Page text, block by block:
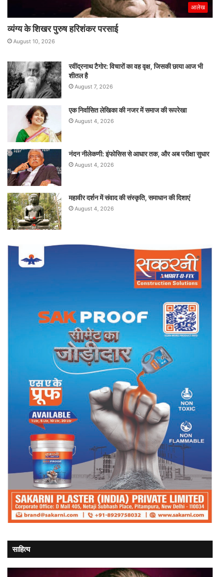
आलेख
व्यंग्य के शिखर पुरुष हरिशंकर परसाई
August 10, 2026
रवींद्रनाथ टैगोर: विचारों का वह वृक्ष, जिसकी छाया आज भी
शीतल है
August 7, 2026
एक निर्वासित लेखिका की नजर में समाज की रूपरेखा
August 4, 2026
नंदन नीलेकणी: इंफोसिस से आधार तक, और अब परीक्षा सुधार
August 4, 2026
महावीर दर्शन में संवाद की संस्कृति, समाधान की दिशाएं
August 4, 2026
साहित्य